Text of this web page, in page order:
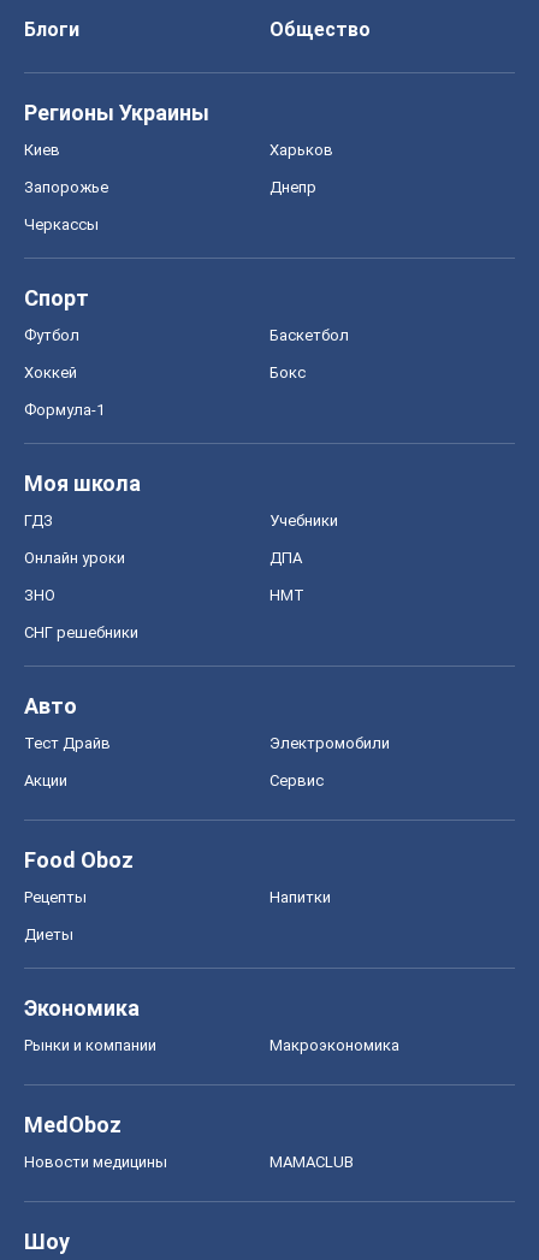
Блоги
Общество
Регионы Украины
Киев Харьков
Запорожье Днепр
Черкассы
Спорт
Футбол Баскетбол
Хоккей Бокс
Формула-1
Моя школа
ГДЗ Учебники
Онлайн уроки ДПА
ЗНО НМТ
СНГ решебники
Авто
Тест Драйв Электромобили
Акции Сервис
Food Oboz
Рецепты Напитки
Диеты
Экономика
Рынки и компании Mакроэкономика
MedOboz
Новости медицины MAMACLUB
Шоу